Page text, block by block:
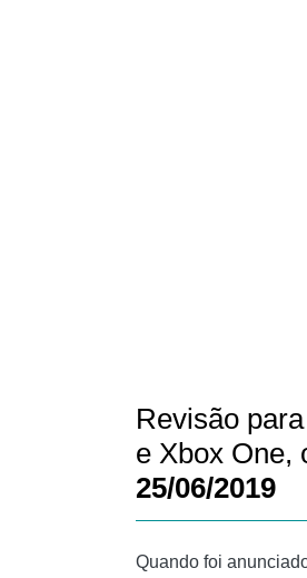
Revisão para
e Xbox One,
25/06/2019
Quando foi